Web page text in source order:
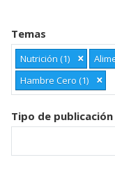
Temas
Nutrición (1) ×
Hambre Cero (1) ×
Tipo de publicación